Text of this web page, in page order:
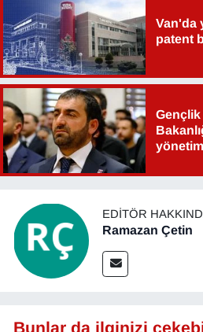
Van'da
patent
EDITÖR
Ramazan Çetin